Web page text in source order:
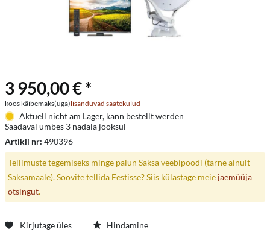
3 950,00 € *
koos käibemaks(uga)lisanduvad saatekulud
Aktuell nicht am Lager, kann bestellt werden
Saadaval umbes 3 nädala jooksul
Artikli nr: 490396
Tellimuste tegemiseks minge palun Saksa veebipoodi (tarne ainult
Saksamaale). Soovite tellida Eestisse? Siis külastage meie jaemüüja
otsingut.
Kirjutage üles Hindamine